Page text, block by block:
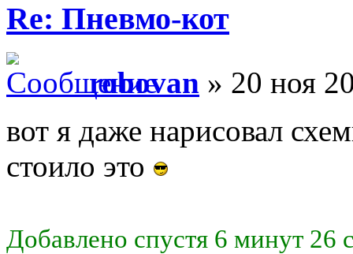
Re: Пневмо-кот
robovan » 20 ноя
вот я даже нарисовал
стоило это
Добавлено спустя 6 минут 26